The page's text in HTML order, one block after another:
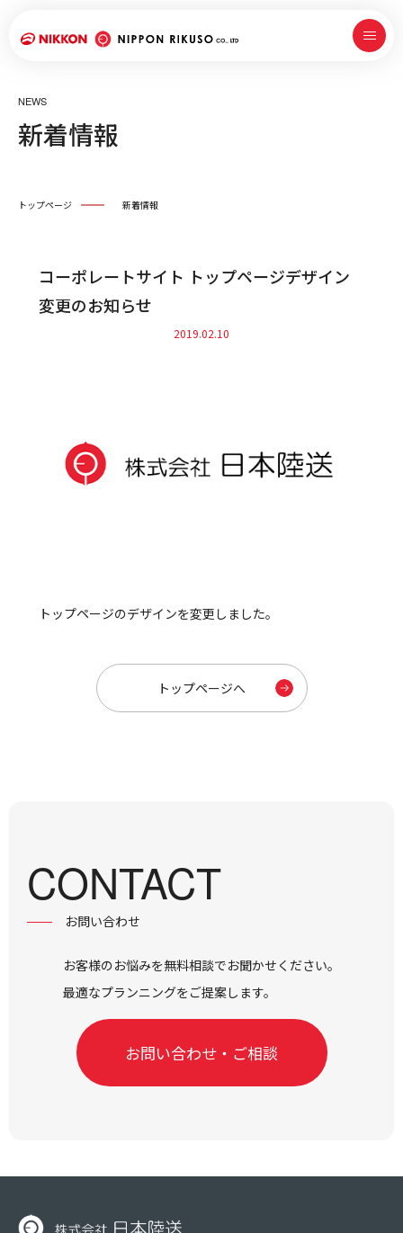
NEWS
新着情報
トップページ 新着情報
コーポレートサイト トップページデザイン
変更のお知らせ
2019.02.10
トップページのデザインを変更しました。
トップページへ
CONTACT
お問い合わせ
お客様のお悩みを無料相談でお聞かせください。
最適なプランニングをご提案します。
お問い合わせ・ご相談